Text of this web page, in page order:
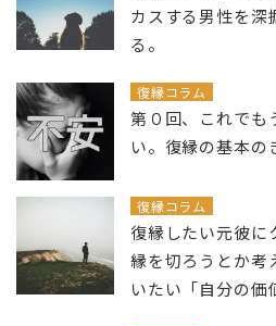
カスする男性を深
る。
復縁コラム
第０回、これでも
い。復縁の基本の
復縁コラム
復縁したい元彼に
縁を切ろうとか考
いたい「自分の価